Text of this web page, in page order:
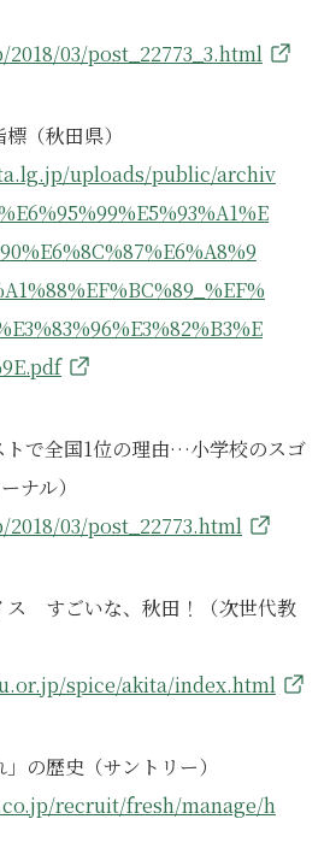
03/post_22773_3.html
（秋田県）
uploads/public/archiv
で全国1位の理由…小学校のスゴ
ナル）
03/post_22773.html
ス すごいな、秋田！（次世代教
spice/akita/index.html
の歴史（サントリー）
recruit/fresh/manage/h